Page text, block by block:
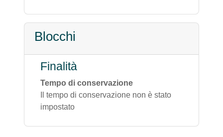
Blocchi
Finalità
Tempo di conservazione
Il tempo di conservazione non è stato
impostato